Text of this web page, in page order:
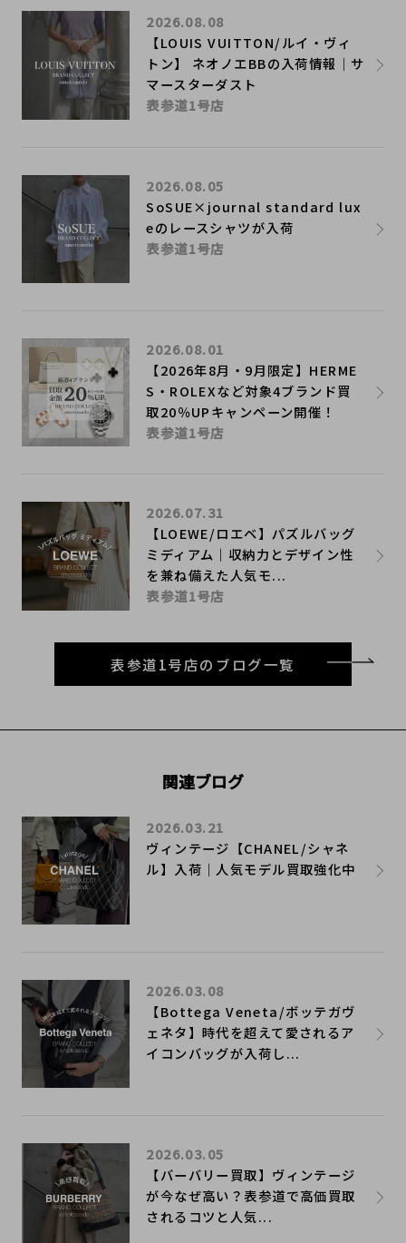
【LOUIS VUITTON/ルイ・ヴィ
トン】 ネオノエBBの入荷情報｜サ
マースターダスト
2026.08.08
表参道1号店
SoSUE×journal standard lux
eのレースシャツが入荷
2026.08.05
表参道1号店
【2026年8月・9月限定】HERME
S・ROLEXなど対象4ブランド買
取20％UPキャンペーン開催！
2026.08.01
表参道1号店
【LOEWE/ロエベ】パズルバッグ
ミディアム｜収納力とデザイン性
を兼ね備えた人気モ...
2026.07.31
表参道1号店
表参道1号店のブログ一覧
関連ブログ
ヴィンテージ【CHANEL/シャネ
ル】入荷｜人気モデル買取強化中
2026.03.21
【Bottega Veneta/ボッテガヴ
ェネタ】時代を超えて愛されるア
イコンバッグが入荷し...
2026.03.08
【バーバリー買取】ヴィンテージ
が今なぜ高い？表参道で高価買取
されるコツと人気...
2026.03.05